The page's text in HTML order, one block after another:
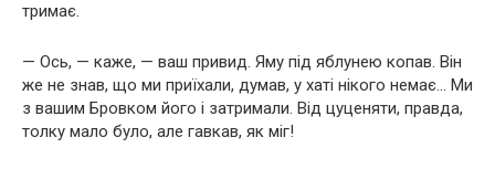
тримає.
— Ось, — каже, — ваш привид. Яму під яблунею копав. Він
же не знав, що ми приїхали, думав, у хаті нікого немає… Ми
з вашим Бровком його і затримали. Від цуценяти, правда,
толку мало було, але гавкав, як міг!